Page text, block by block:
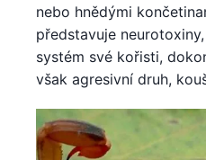
nebo hnědými
představuje
systém své kořisti,
však agresivní druh,